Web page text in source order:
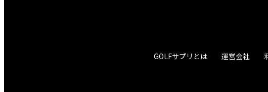
GOLFサプリとは 運営会社